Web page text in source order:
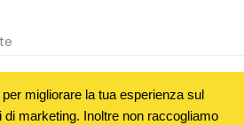
migliorare la tua esperienza sul
di marketing. Inoltre non raccogliamo
SRL - P.IVA : 05281750652 -